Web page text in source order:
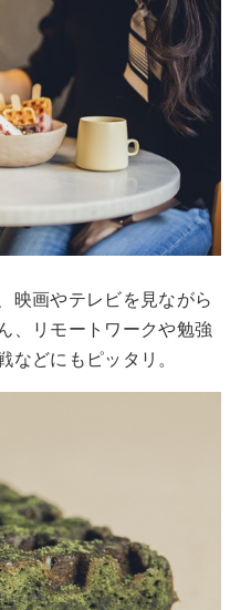
映画やテレビを見ながら
、リモートワークや勉強
などにもピッタリ。